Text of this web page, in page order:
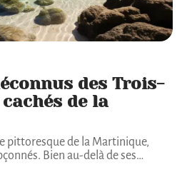
des Trois-
de la
pittoresque de la Martinique,
Bien au-delà de ses…